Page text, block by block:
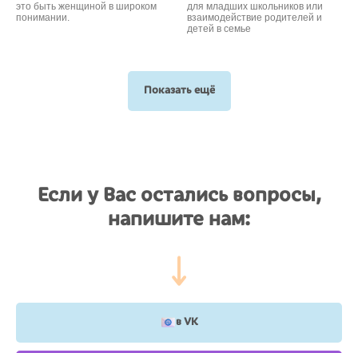
это быть женщиной в широком
понимании.
для младших школьников или
взаимодействие родителей и
детей в семье
Показать ещё
Если у Вас остались вопросы,
напишите нам:
в VK